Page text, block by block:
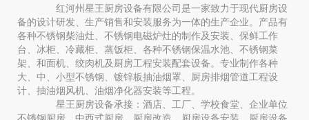
红河州星王厨房设备有限公司是一家致力于现代厨房设
备的设计研发、生产销售和安装服务为一体的生产企业。产品有
各种不锈钢柴油灶、不锈钢电磁炉灶的制作及安装、保鲜工作
台、冰柜、冷藏柜、蒸饭柜、各种不锈钢保温水池、不锈钢菜
架、和面机、绞肉机及厨房工程安装配套设备。专业制作各种
大、中、小型不锈钢、镀锌板抽油烟罩、厨房排烟管道工程设
计、抽油烟风机、油烟净化器安装等工程。
星王厨房设备承接：酒店、工厂、学校食堂、企业单位
不锈钢厨房、中西式厨房、厨房改造、厨房设备安装、厨房设备